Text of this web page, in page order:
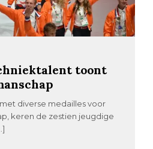
toont
diverse medailles voor
keren de zestien jeugdige